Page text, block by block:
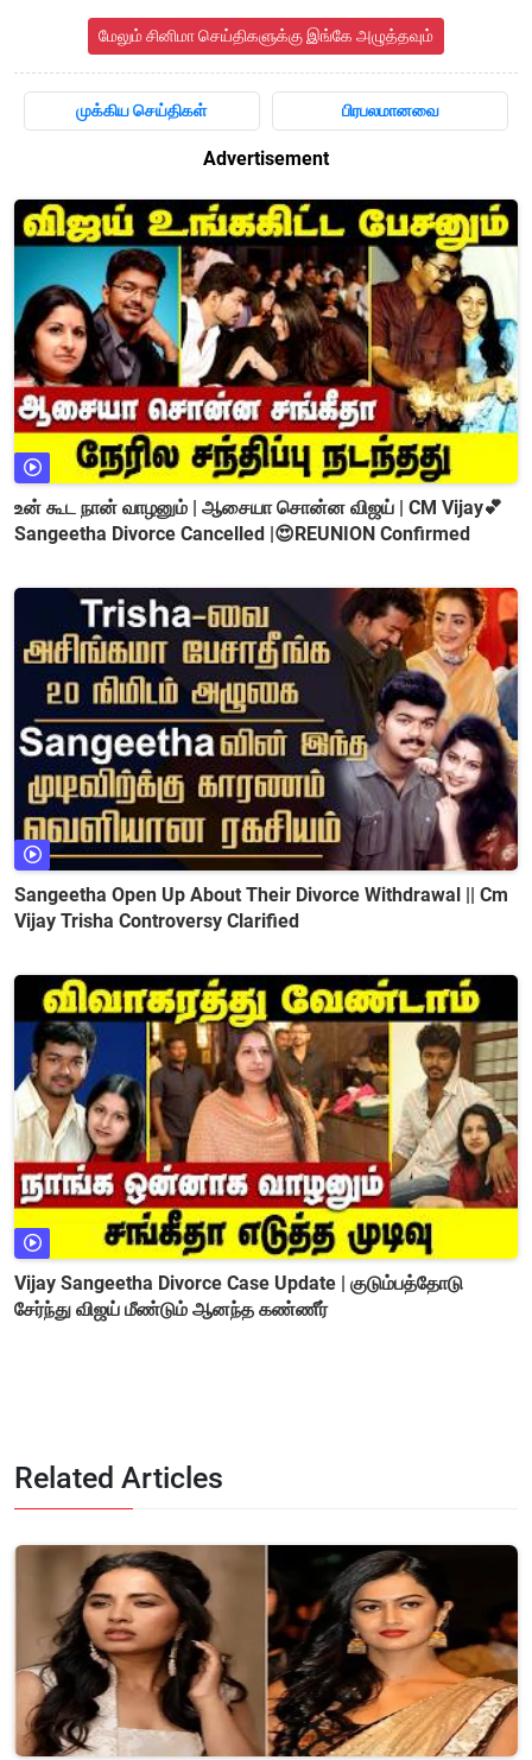
மேலும் சினிமா செய்திகளுக்கு இங்கே அழுத்தவும்
முக்கிய செய்திகள் பிரபலமானவை
Advertisement
உன் கூட நான் வாழனும் | ஆசையா சொன்ன விஜய் | CM Vijay💕
Sangeetha Divorce Cancelled |😍REUNION Confirmed
Sangeetha Open Up About Their Divorce Withdrawal || Cm
Vijay Trisha Controversy Clarified
Vijay Sangeetha Divorce Case Update | குடும்பத்தோடு
சேர்ந்து விஜய் மீண்டும் ஆனந்த கண்ணீர்
Related Articles